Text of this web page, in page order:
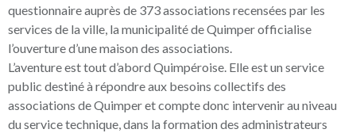
questionnaire auprès de 373 associations recensées par les
services de la ville, la municipalité de Quimper officialise
l’ouverture d’une maison des associations.
L’aventure est tout d’abord Quimpéroise. Elle est un service
public destiné à répondre aux besoins collectifs des
associations de Quimper et compte donc intervenir au niveau
du service technique, dans la formation des administrateurs